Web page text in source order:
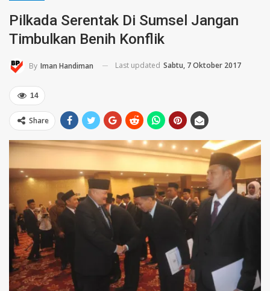
Pilkada Serentak Di Sumsel Jangan
Timbulkan Benih Konflik
By Iman Handiman Last updated Sabtu, 7 Oktober 2017
14
Share